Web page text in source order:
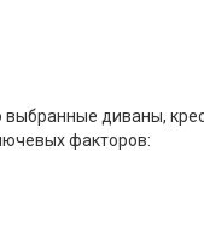
диваны,
факторов: